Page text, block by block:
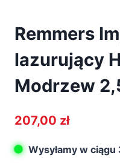
Remmers
lazurujący
Modrzew
207,00 zł
Wysyłamy w